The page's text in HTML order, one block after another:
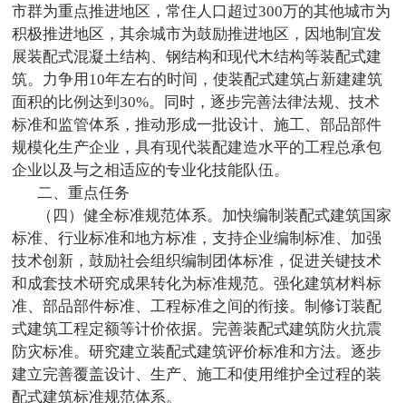
市群为重点推进地区，常住人口超过300万的其他城市为
积极推进地区，其余城市为鼓励推进地区，因地制宜发
展装配式混凝土结构、钢结构和现代木结构等装配式建
筑。力争用 10年左右的时间，使装配式建筑占新建建筑
面积的比例达到30%。同时，逐步完善法律法规、技术
标准和监管体系，推动形成一批设计、施工、部品部件
规模化生产企业，具有现代装配建造水平的工程总承包
企业以及与之相适应的专业化技能队伍。
二、重点任务
（四）健全标准规范体系。加快编制装配式建筑国家
标准、行业标准和地方标准，支持企业编制标准、加强
技术创新，鼓励社会组织编制团体标准，促进关键技术
和成套技术研究成果转化为标准规范。强化建筑材料标
准、部品部件标准、工程标准之间的衔接。制修订装配
式建筑工程定额等计价依据。完善装配式建筑防火抗震
防灾标准。研究建立装配式建筑评价标准和方法。逐步
建立完善覆盖设计、生产、施工和使用维护全过程的装
配式建筑标准规范体系。